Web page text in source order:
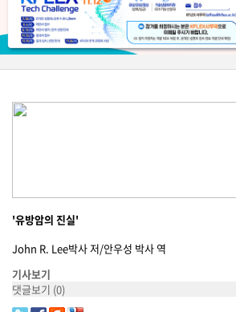
'유방암의 진실'
John R. Lee박사 저/안우성 박사 역
기사보기
댓글보기 (0)